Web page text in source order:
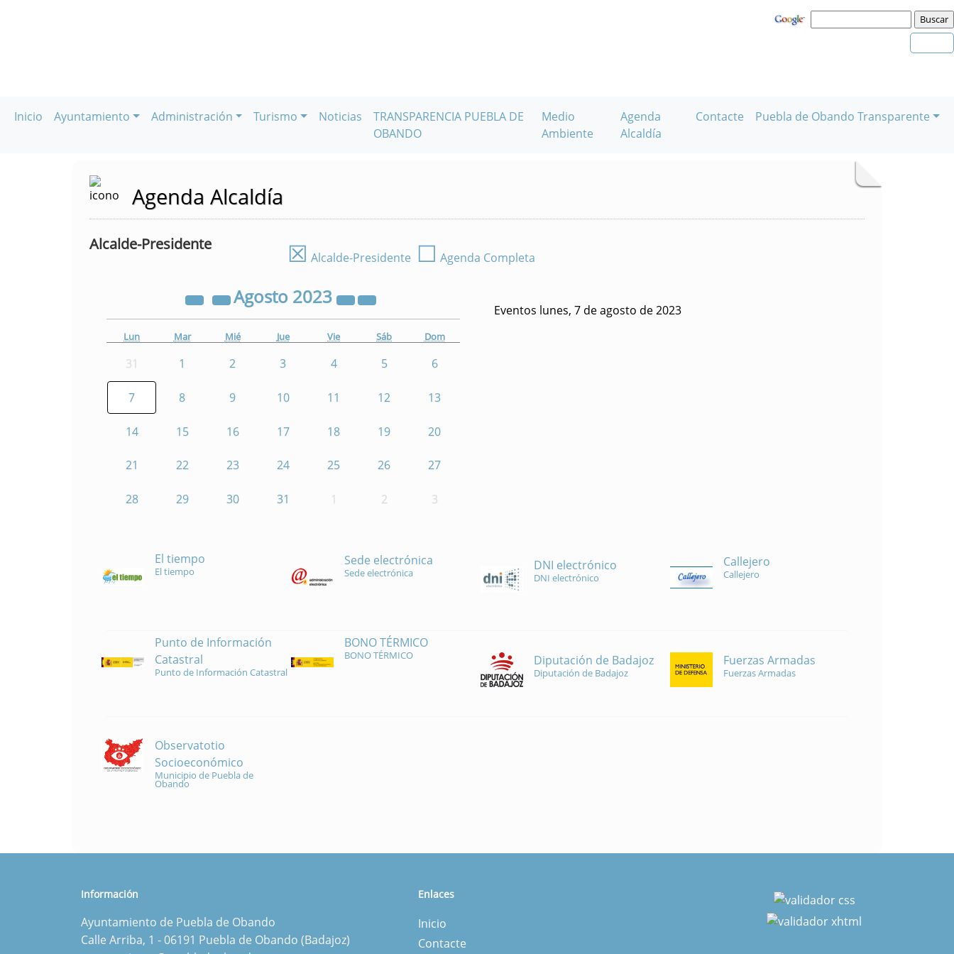
Inicio Ayuntamiento Administración Turismo Noticias
TRANSPARENCIA PUEBLA DE
OBANDO
Medio
Ambiente
Agenda
Alcaldía
Contacte Puebla de Obando Transparente
Agenda Alcaldía
Alcalde-Presidente ☒ Alcalde-Presidente ☐ Agenda Completa
Agosto 2023
Lun Mar Mié Jue Vie Sáb Dom
31 1 2 3 4 5 6
7 8 9 10 11 12 13
14 15 16 17 18 19 20
21 22 23 24 25 26 27
28 29 30 31 1 2 3
Eventos lunes, 7 de agosto de 2023
El tiempo
El tiempo
Sede electrónica
Sede electrónica DNI electrónico
DNI electrónico
Callejero
Callejero
Punto de Información
Catastral
Punto de Información Catastral
BONO TÉRMICO
BONO TÉRMICO Diputación de Badajoz
Diputación de Badajoz
Fuerzas Armadas
Fuerzas Armadas
Observatotio
Socioeconómico
Municipio de Puebla de
Obando
Información
Ayuntamiento de Puebla de Obando
Calle Arriba, 1 - 06191 Puebla de Obando (Badajoz)
Enlaces
Inicio
Contacte